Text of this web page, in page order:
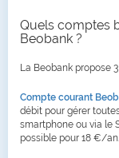
Quels comptes
Beobank ?
La Beobank propose
Compte courant
débit pour gérer
smartphone ou via le
possible pour 18 €/an.